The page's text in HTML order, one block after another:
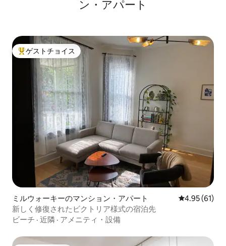
ン・アパート
大好評のゲストチョイスです。
ゲストチョイス
ミルウォーキーのマンション・アパート レビュー61
4.95 (61)
新しく修復されたビクトリア様式の宿泊先
ビーチ · 近隣 · アメニティ・設備